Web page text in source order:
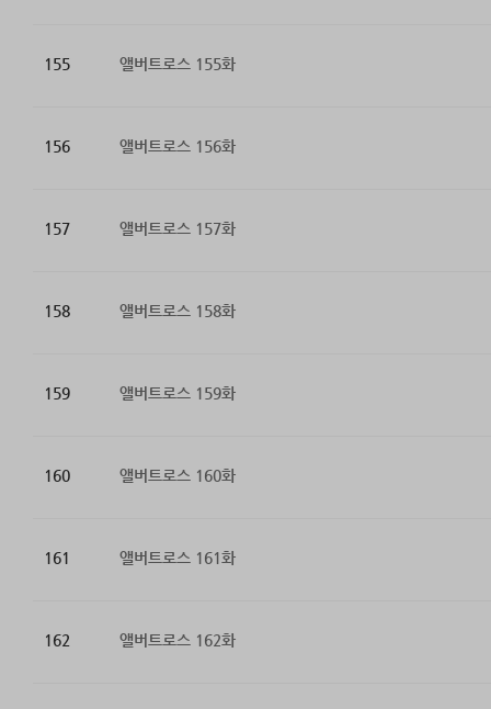
155 앨버트로스 155화
156 앨버트로스 156화
157 앨버트로스 157화
158 앨버트로스 158화
159 앨버트로스 159화
160 앨버트로스 160화
161 앨버트로스 161화
162 앨버트로스 162화